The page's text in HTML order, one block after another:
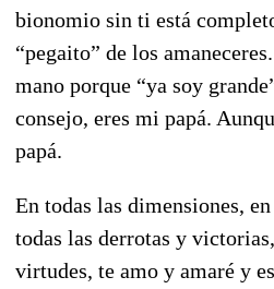
bionomio sin ti está
“pegaito” de los
mano porque “ya soy
consejo, eres mi papá.
papá.
En todas las dimensiones,
todas las derrotas y
virtudes, te amo y amaré y